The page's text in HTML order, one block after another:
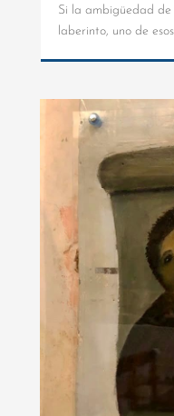
Si la ambigüedad
laberinto, uno de